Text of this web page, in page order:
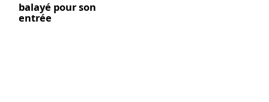
balayé pour son
entrée